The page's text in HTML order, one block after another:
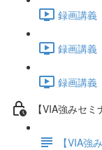
録画講義
録画講義
録画講義
【VIA強みセ
【VIA強